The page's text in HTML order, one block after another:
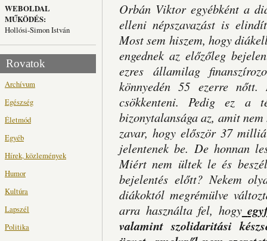
WEBOLDAL
MŰKÖDÉS:
Hollósi-Simon István
Rovatok
Archívum
Egészség
Életmód
Egyéb
Hírek, közlemények
Humor
Kultúra
Lapszél
Politika
Orbán Viktor egyébként a
elleni népszavazást is
Most sem hiszem, hogy
engednek az előzőleg
ezres államilag
könnyedén 55 ezerre
csökkenteni. Pedig ez a
bizonytalansága az, amit
zavar, hogy először 37
jelentenek be. De honnan
Miért nem ültek le és
bejelentés előtt? Nekem
diákoktól megrémülve
arra használta fel, hogy
valamint szolidaritási